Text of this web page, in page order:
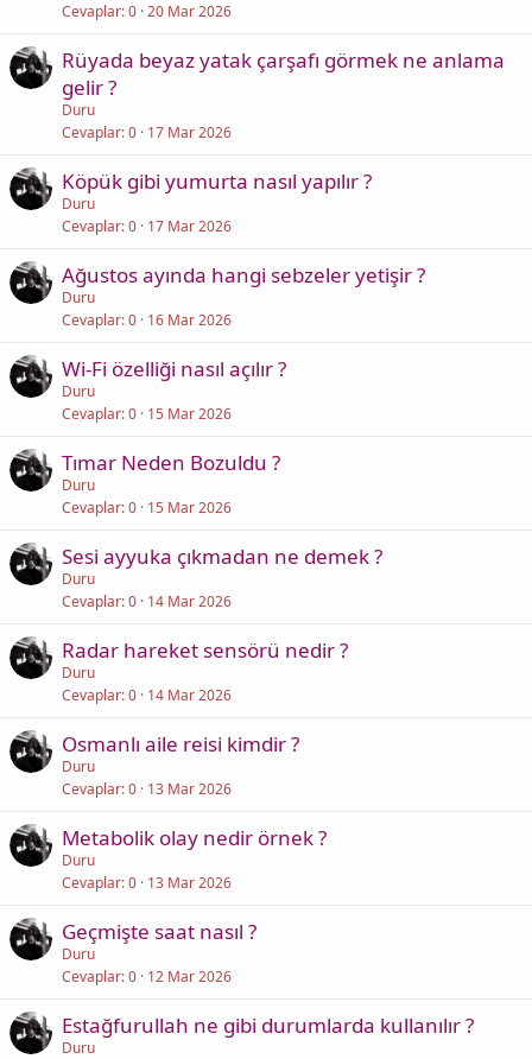
Cevaplar 0 20 Mar 2026
Rüyada beyaz yatak çarşafı görmek ne anlama
gelir ?
Duru
Cevaplar 0 17 Mar 2026
Köpük gibi yumurta nasıl yapılır ?
Duru
Cevaplar 0 17 Mar 2026
Ağustos ayında hangi sebzeler yetişir ?
Duru
Cevaplar 0 16 Mar 2026
Wi-Fi özelliği nasıl açılır ?
Duru
Cevaplar 0 15 Mar 2026
Tımar Neden Bozuldu ?
Duru
Cevaplar 0 15 Mar 2026
Sesi ayyuka çıkmadan ne demek ?
Duru
Cevaplar 0 14 Mar 2026
Radar hareket sensörü nedir ?
Duru
Cevaplar 0 14 Mar 2026
Osmanlı aile reisi kimdir ?
Duru
Cevaplar 0 13 Mar 2026
Metabolik olay nedir örnek ?
Duru
Cevaplar 0 13 Mar 2026
Geçmişte saat nasıl ?
Duru
Cevaplar 0 12 Mar 2026
Estağfurullah ne gibi durumlarda kullanılır ?
Duru